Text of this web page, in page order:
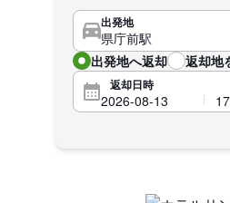
出発地
出発地へ返却 返却地
返却日時